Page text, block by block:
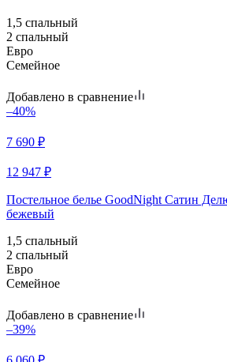
1,5 спальный
2 спальный
Евро
Семейное
Добавлено в сравнение
–40%
7 690 ₽
12 947 ₽
Постельное белье GoodNight Сатин
бежевый
1,5 спальный
2 спальный
Евро
Семейное
Добавлено в сравнение
–39%